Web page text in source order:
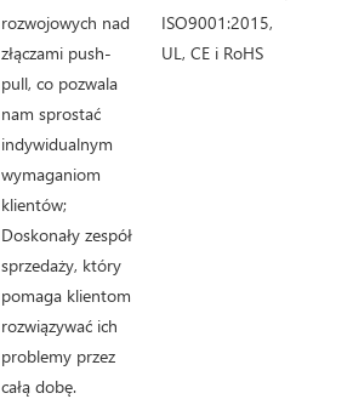
rozwojowych nad
złączami push-
pull, co pozwala
nam sprostać
indywidualnym
wymaganiom
klientów;
Doskonały zespół
sprzedaży, który
pomaga klientom
rozwiązywać ich
problemy przez
całą dobę.
ISO9001:2015,
UL, CE i RoHS